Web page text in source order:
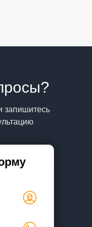
запишитесь